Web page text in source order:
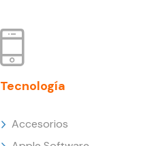
Tecnología
Accesorios